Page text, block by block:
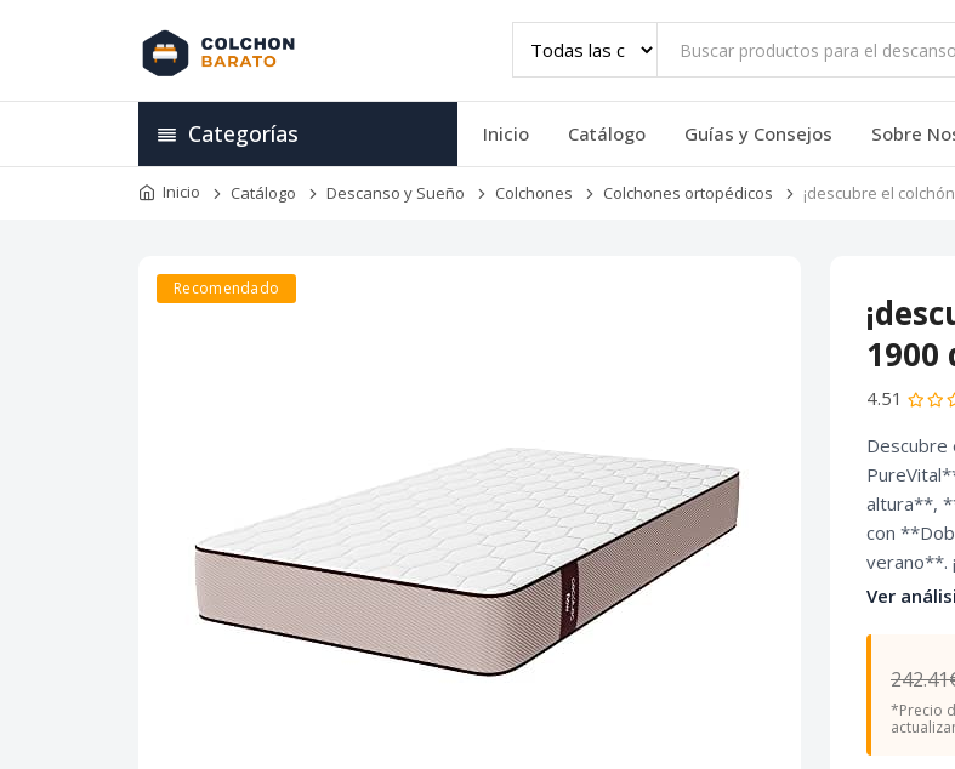
Categorías Inicio Catálogo Guías y Consejos Sobre
Inicio Catálogo Descanso y Sueño Colchones Colchones ortopédicos ¡descubre el
Recomendado
1900
4.51
Descubre
altura**,
con
verano**.
Ver
*Precio